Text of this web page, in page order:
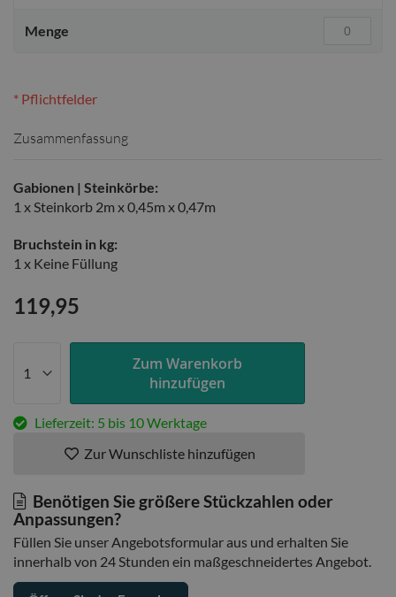
Menge
* Pflichtfelder
Zusammenfassung
Gabionen | Steinkörbe:
1 x Steinkorb 2m x 0,45m x 0,47m
Bruchstein in kg:
1 x Keine Füllung
119,95
Zum Warenkorb
hinzufügen
Lieferzeit: 5 bis 10 Werktage
Zur Wunschliste hinzufügen
Benötigen Sie größere Stückzahlen oder
Anpassungen?
Füllen Sie unser Angebotsformular aus und erhalten Sie
innerhalb von 24 Stunden ein maßgeschneidertes Angebot.